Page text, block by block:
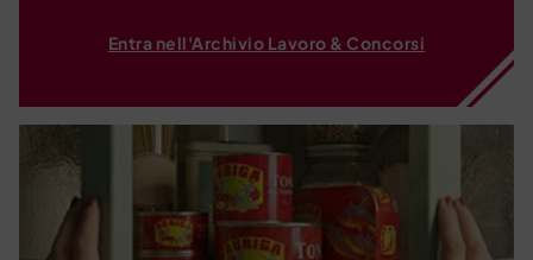
Entra nell'Archivio Lavoro & Concorsi